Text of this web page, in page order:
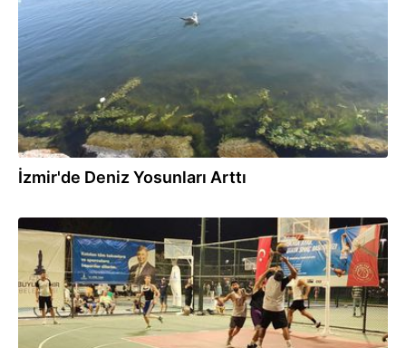
İzmir'de Deniz Yosunları Arttı
27.08.2024